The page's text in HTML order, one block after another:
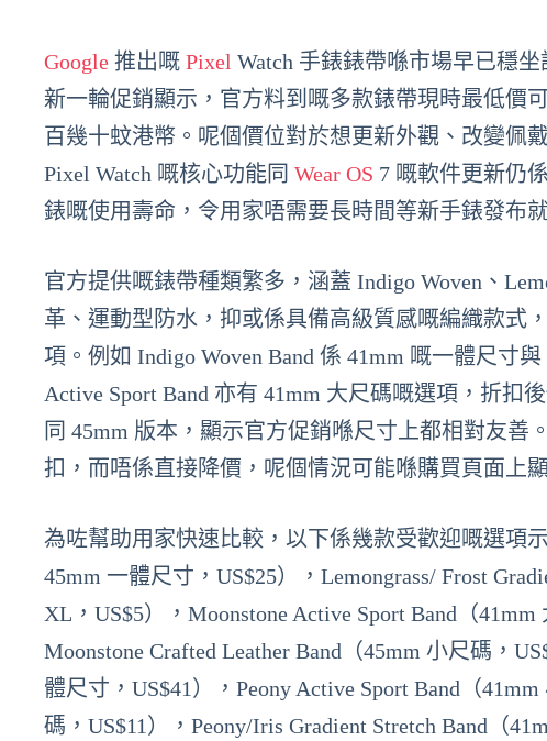
Google 推出嘅 Pixel Watch 手錶錶帶喺市場早已穩
新一輪促銷顯示，官方料到嘅多款錶帶現時最低價
百幾十蚊港幣。呢個價位對於想更新外觀、改變佩
Pixel Watch 嘅核心功能同 Wear OS 7 嘅軟件更新仍
錶嘅使用壽命，令用家唔需要長時間等新手錶發布
官方提供嘅錶帶種類繁多，涵蓋 Indigo Woven、
革、運動型防水，抑或係具備高級質感嘅編織款式
項。例如 Indigo Woven Band 係 41mm 嘅一體尺寸
Active Sport Band 亦有 41mm 大尺碼嘅選項，折扣
同 45mm 版本，顯示官方促銷喺尺寸上都相對友
扣，而唔係直接降價，呢個情況可能喺購買頁面上
為咗幫助用家快速比較，以下係幾款受歡迎嘅選項
45mm 一體尺寸，US$25），Lemongrass/ Frost
XL，US$5），Moonstone Active Sport Band（
Moonstone Crafted Leather Band（45mm 小尺碼，
體尺寸，US$41），Peony Active Sport Band（
碼，US$11），Peony/Iris Gradient Stretch Band（